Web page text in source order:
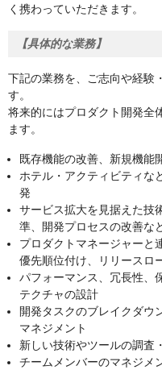
く携わっていただきます。
【具体的な業務】
下記の業務を、ご志向や経験
す。
将来的にはプロダクト開発全
ます。
既存機能の改善、新規機能
ホテル・アクティビティな
発
サービス拡大を見据えた技
準、開発プロセスの改善な
プロダクトマネージャーと
優先順位付け、リリースロ
パフォーマンス、冗長性、
テクチャの設計
開発タスクのブレイクダウ
マネジメント
新しい技術やツールの調査
チームメンバーのマネジメ